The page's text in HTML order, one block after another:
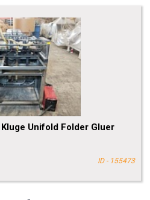
Unifold Folder Gluer
ID - 155473